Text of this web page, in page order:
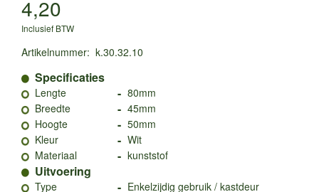
4,20
Inclusief BTW
Artikelnummer: k.30.32.10
Specificaties
Lengte - 80mm
Breedte
- 45mm
Hoogte
- 50mm
Kleur
- Wit
Materiaal
- kunststof
Uitvoering
Type - Enkelzijdig gebruik / kastdeur